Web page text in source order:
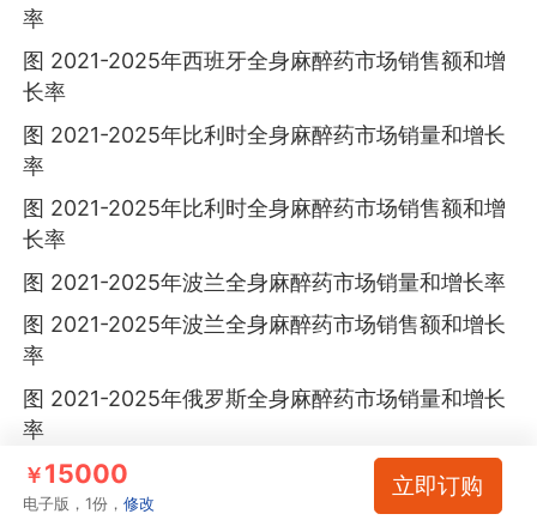
率
图 2021-2025年西班牙全身麻醉药市场销售额和增
长率
图 2021-2025年比利时全身麻醉药市场销量和增长
率
图 2021-2025年比利时全身麻醉药市场销售额和增
长率
图 2021-2025年波兰全身麻醉药市场销量和增长率
图 2021-2025年波兰全身麻醉药市场销售额和增长
率
图 2021-2025年俄罗斯全身麻醉药市场销量和增长
率
图 2021-2025年俄罗斯全身麻醉药市场销售额和增
长率
￥15000
电子版，1份，修改
立即订购